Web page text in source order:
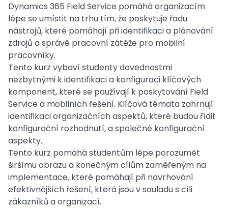
Dynamics 365 Field Service pomáhá organizacím
lépe se umístit na trhu tím, že poskytuje řadu
nástrojů, které pomáhají při identifikaci a plánování
zdrojů a správě pracovní zátěže pro mobilní
pracovníky.
Tento kurz vybaví studenty dovednostmi
nezbytnými k identifikaci a konfiguraci klíčových
komponent, které se používají k poskytování Field
Service a mobilních řešení. Klíčová témata zahrnují
identifikaci organizačních aspektů, které budou řídit
konfigurační rozhodnutí, a společné konfigurační
aspekty.
Tento kurz pomáhá studentům lépe porozumět
širšímu obrazu a konečným cílům zaměřeným na
implementace, které pomáhají při navrhování
efektivnějších řešení, která jsou v souladu s cíli
zákazníků a organizací.